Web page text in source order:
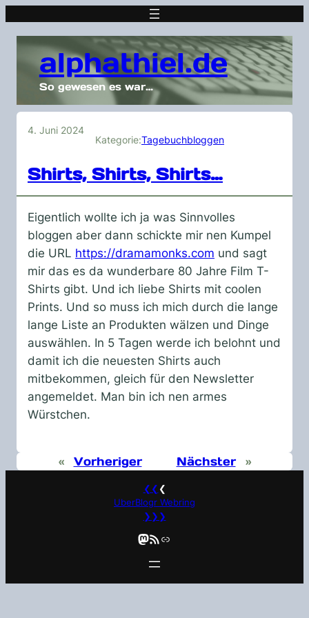
alphathiel.de
So gewesen es war…
4. Juni 2024
Kategorie:Tagebuchbloggen
Shirts, Shirts, Shirts…
Eigentlich wollte ich ja was Sinnvolles
bloggen aber dann schickte mir nen Kumpel
die URL https://dramamonks.com und sagt
mir das es da wunderbare 80 Jahre Film T-
Shirts gibt. Und ich liebe Shirts mit coolen
Prints. Und so muss ich mich durch die lange
lange Liste an Produkten wälzen und Dinge
auswählen. In 5 Tagen werde ich belohnt und
damit ich die neuesten Shirts auch
mitbekommen, gleich für den Newsletter
angemeldet. Man bin ich nen armes
Würstchen.
« Vorheriger Nächster »
❮❮ ❮
UberBlogr Webring
❯❯❯
Mastodon RSS-Feed Link